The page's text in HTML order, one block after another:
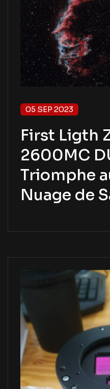
05 SEP 2023
First Ligth
2600MC
Triomphe
Nuage de